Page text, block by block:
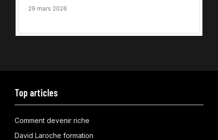
29 mars 2026
Top articles
Comment devenir riche
David Laroche formation